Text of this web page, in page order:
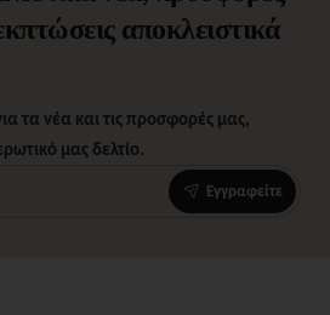
αποκλειστικά
τα νέα και τις προσφορές μας,
μας δελτίο.
Εγγραφείτε